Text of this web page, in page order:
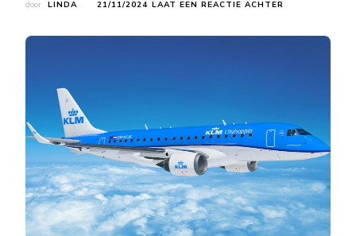
door LINDA 21/11/2024 LAAT EEN REACTIE ACHTER
BESTE